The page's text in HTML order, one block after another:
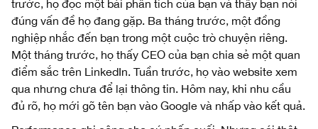
trước, họ đọc một bài phân tích của bạn và thấy bạn nói
đúng vấn đề họ đang gặp. Ba tháng trước, một đồng
nghiệp nhắc đến bạn trong một cuộc trò chuyện riêng.
Một tháng trước, họ thấy CEO của bạn chia sẻ một quan
điểm sắc trên LinkedIn. Tuần trước, họ vào website xem
qua nhưng chưa để lại thông tin. Hôm nay, khi nhu cầu
đủ rõ, họ mới gõ tên bạn vào Google và nhấp vào kết quả.